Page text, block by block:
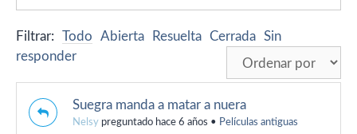
Filtrar: Todo Abierta Resuelta Cerrada Sin
responder
Suegra manda a matar a nuera
Nelsy preguntado hace 6 años • Películas antiguas